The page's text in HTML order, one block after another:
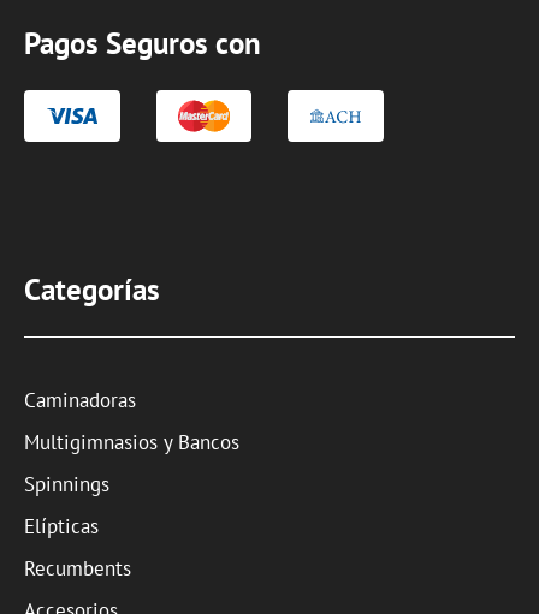
Pagos Seguros con
Categorías
Caminadoras
Multigimnasios y Bancos
Spinnings
Elípticas
Recumbents